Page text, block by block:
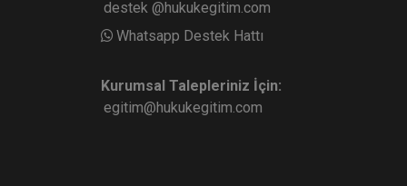
destek @hukukegitim.com
Whatsapp Destek Hattı
Kurumsal Talepleriniz İçin:
egitim@hukukegitim.com